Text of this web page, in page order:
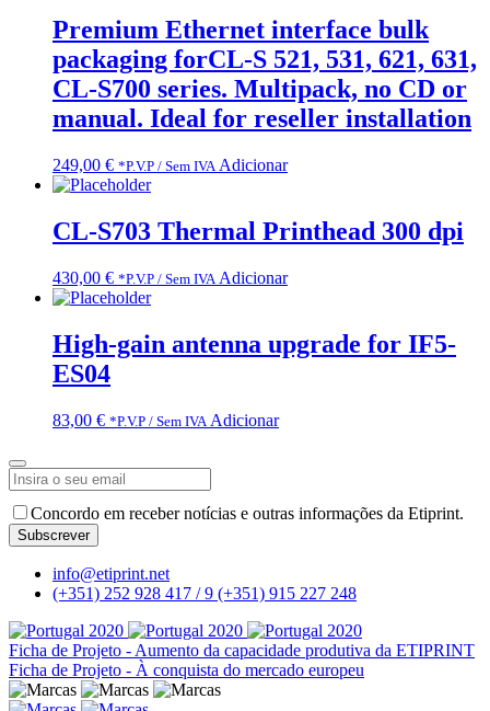
Premium Ethernet interface bulk
packaging forCL-S 521, 531, 621, 631,
CL-S700 series. Multipack, no CD or
manual. Ideal for reseller installation
249,00 € *P.V.P / Sem IVA Adicionar
CL-S703 Thermal Printhead 300 dpi
430,00 € *P.V.P / Sem IVA Adicionar
High-gain antenna upgrade for IF5-
ES04
83,00 € *P.V.P / Sem IVA Adicionar
Number*
Concordo em receber notícias e outras informações da Etiprint.
Subscrever
info@etiprint.net
(+351) 252 928 417 / 9 (+351) 915 227 248
Ficha de Projeto - Aumento da capacidade produtiva da ETIPRINT
Ficha de Projeto - À conquista do mercado europeu